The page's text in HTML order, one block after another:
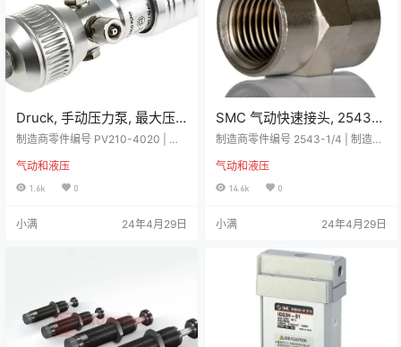
Druck, 手动压力泵, 最大压
力3bar, 最小压力0bar, 1/4
4020
制造商零件编号 PV210-4020 | 制
手动泵 - PV210 Druck 的气动式手
动泵系统具有无缝和符合人体工程
巴，给人留下深刻印象，使其成为
外出工作，携…
气动和液压
1.6k 0
小满 24年4月29日
SMC 气动快速接头, 2543系
列, G 1/4 内螺纹接口, 螺纹
制造商零件编号 2543-1/4 | 制造商
接 2 个母端口 最大工作压力:150 ba
r 主体:镀镍黄铜 技术参数 属性数值
插座厂家系列2543连接类型螺纹螺
载 20240429093632198-尺码指
南.pdf下载pdf文件268.1K 气动快…
气动和液压
14.6k 0
小满 24年4月29日